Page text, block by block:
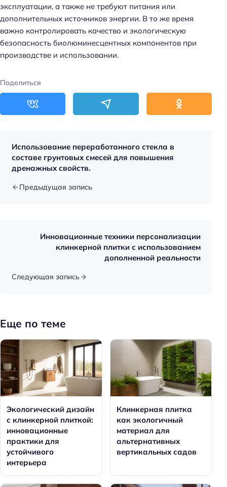
эксплуатации, а также не требуют питания или
дополнительных источников энергии. В то же время
важно контролировать качество и экологическую
безопасность биолюминесцентных компонентов при
производстве и использовании.
Поделиться
Использование переработанного стекла в
составе грунтовых смесей для повышения
дренажных свойств.
Предыдущая запись
Инновационные техники персонализации
клинкерной плитки с использованием
дополненной реальности
Следующая запись
Еще по теме
Экологический дизайн
с клинкерной плиткой:
инновационные
практики для
устойчивого
интерьера
Клинкерная плитка
как экологичный
материал для
альтернативных
вертикальных садов